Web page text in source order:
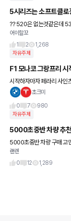
5시리즈는 소프트클로
?? 520은 없는것같은데
520구매하면 추천옵션이있
어이할꼬
1
2 1,268
자유주제
F1 모나코 그랑프리
시작하자마자 페라리 사인
돌해서 레드불 한대 완전 아작나
초크미
0
7 980
자유주제
5000초중반 차량 추
5000초중반 차량 구매 고
랜렌
0
12 1,289